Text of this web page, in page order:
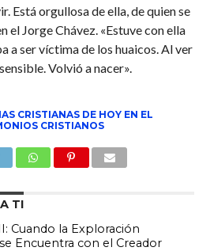
Está orgullosa de ella, de quien se
el Jorge Chávez. «Estuve con ella
a ser víctima de los huaicos. Al ver
Volvió a nacer».
CRISTIANAS DE HOY EN EL
CRISTIANOS
TI
Cuando la Exploración
Encuentra con el Creador